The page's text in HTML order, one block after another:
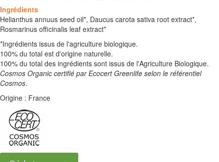
Ingrédients
Helianthus annuus seed oil*, Daucus carota sativa root extract*,
Rosmarinus officinalis leaf extract*
*Ingrédients issus de l'agriculture biologique.
100% du total est d'origine naturelle.
100% du total des ingrédients sont issus de l'Agriculture Biologique.
Cosmos Organic certifié par Ecocert Greenlife selon le référentiel
Cosmos.
Origine : France